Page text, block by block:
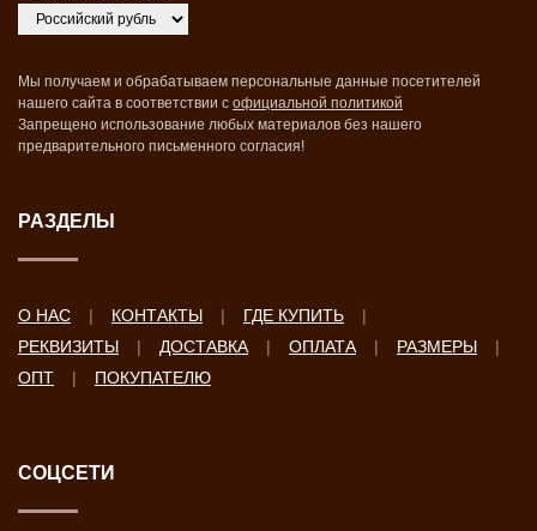
Мы получаем и обрабатываем персональные данные посетителей
нашего сайта в соответствии с официальной политикой
Запрещено использование любых материалов без нашего
предварительного письменного согласия!
РАЗДЕЛЫ
О НАС КОНТАКТЫ
ГДЕ КУПИТЬ
РЕКВИЗИТЫ
ДОСТАВКА ОПЛАТА
РАЗМЕРЫ
ОПТ
ПОКУПАТЕЛЮ
СОЦСЕТИ